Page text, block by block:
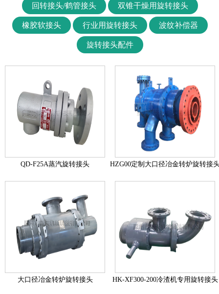
液压旋转接头
多通路旋转接头
回转接头/鹤管接头
双锥干燥用旋转接头
橡胶软接头
钢铁冶金用旋转接头
转炉旋转接头
精炼炉/加热炉/高炉泥炮旋转接头
连铸、连轧系列旋转接头
卷取机用旋转接头
冷却水旋转接头
关于我们
联系我们
回转接头/鹤管接头 双锥干燥用旋转接头
橡胶软接头 行业用旋转接头 波纹补偿器
旋转接头配件
QD-F25A蒸汽旋转接头 HZG00定制大口径冶金转炉旋转接
大口径冶金转炉旋转接头 HK-XF300-200冷渣机专用旋转接头